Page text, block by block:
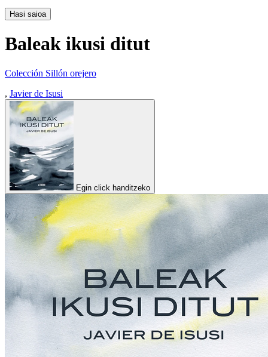
Hasi saioa
Baleak ikusi ditut
Colección Sillón orejero
, Javier de Isusi
Egin click handitzeko